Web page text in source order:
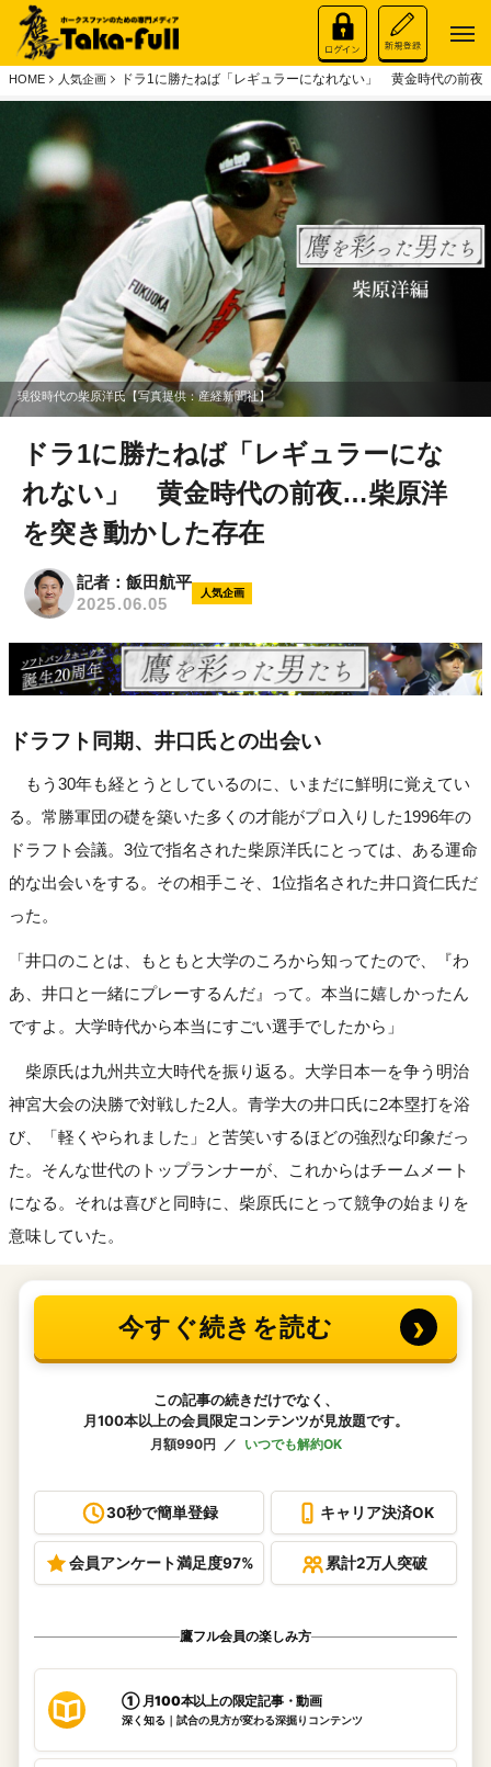
HOME 人気企画 ドラ1に勝たねば「レギュラーになれない」 黄金時代の前
現役時代の柴原洋氏【写真提供：産経新聞社】
ドラ1に勝たねば「レギュラーにな
れない」 黄金時代の前夜…柴原洋
を突き動かした存在
記者：飯田航平
2025.06.05
人気企画
ドラフト同期、井口氏との出会い
もう30年も経とうとしているのに、いまだに鮮明に覚えてい
る。常勝軍団の礎を築いた多くの才能がプロ入りした1996年の
ドラフト会議。3位で指名された柴原洋氏にとっては、ある運命
的な出会いをする。その相手こそ、1位指名された井口資仁氏だ
った。
「井口のことは、もともと大学のころから知ってたので、『わ
あ、井口と一緒にプレーするんだ』って。本当に嬉しかったん
ですよ。大学時代から本当にすごい選手でしたから」
柴原氏は九州共立大時代を振り返る。大学日本一を争う明治
神宮大会の決勝で対戦した2人。青学大の井口氏に2本塁打を浴
び、「軽くやられました」と苦笑いするほどの強烈な印象だっ
た。そんな世代のトップランナーが、これからはチームメート
になる。それは喜びと同時に、柴原氏にとって競争の始まりを
意味していた。